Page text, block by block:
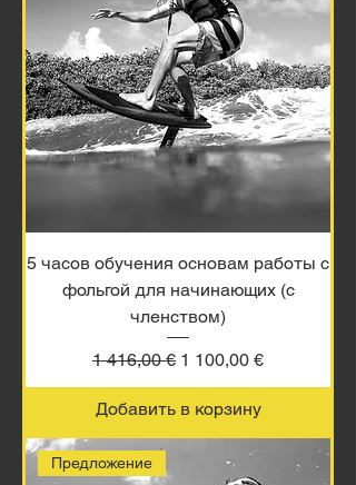
5 часов обучения основам работы с
фольгой для начинающих (с
членством)
Обычная цена
1 416,00 € Цена со скидкой
1 100,00 €
Добавить в корзину
Предложение